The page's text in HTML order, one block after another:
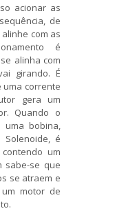
acionar as
de
com as
é
alinha com
girando. É
uma corrente
gera um
Quando o
uma bobina,
é
um
sabe-se que
se atraem e
motor de